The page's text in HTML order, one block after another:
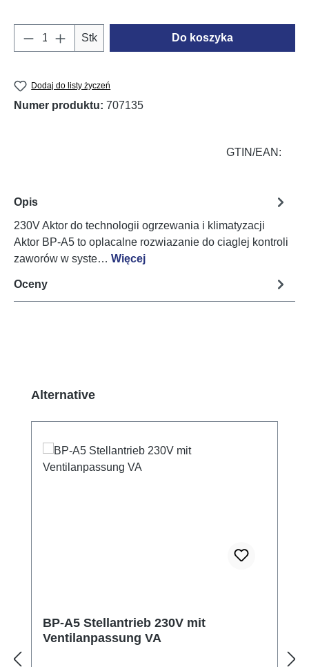
Ilość produktu: Wprowadź żądaną ilość
Stk Do koszyka
Dodaj do listy życzeń
Numer produktu: 707135
GTIN/EAN:
Opis
230V Aktor do technologii ogrzewania i klimatyzacji
Aktor BP-A5 to oplacalne rozwiazanie do ciaglej kontroli
zaworów w syste… Więcej
Oceny
Pomiń galerię produktów
Alternative
BP-A5 Stellantrieb 230V mit
Ventilanpassung VA